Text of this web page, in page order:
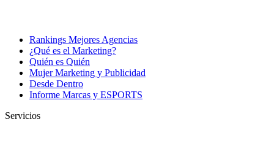
Rankings Mejores Agencias
¿Qué es el Marketing?
Quién es Quién
Mujer Marketing y Publicidad
Desde Dentro
Informe Marcas y ESPORTS
Servicios